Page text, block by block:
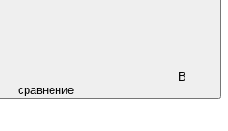
В
сравнение